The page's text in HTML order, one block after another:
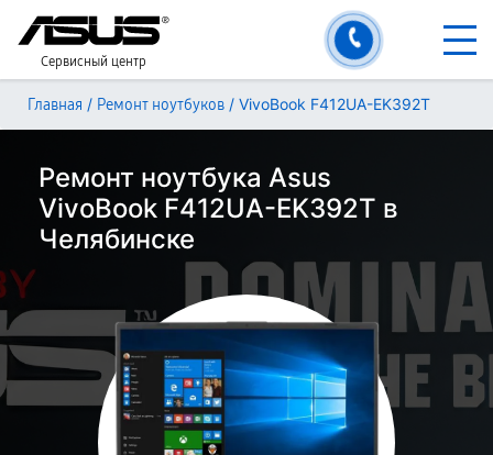
Сервисный центр
Главная / Ремонт ноутбуков / VivoBook F412UA-EK392T
Ремонт ноутбука Asus
VivoBook F412UA-EK392T в
Челябинске